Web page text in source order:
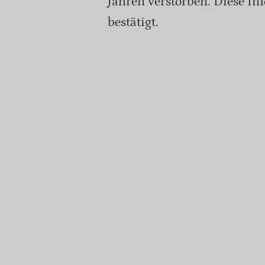
bestätigt.